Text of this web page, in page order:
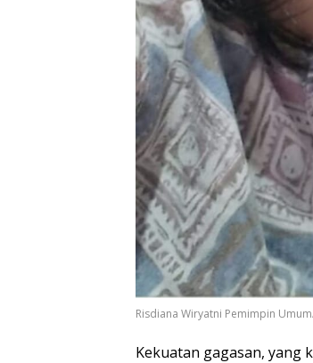
Risdiana Wiryatni Pemimpin
Kekuatan gagasan, yang